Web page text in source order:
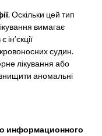
. Оскільки цей тип
вимагає
судин.
лікування або
аномальні
информационного